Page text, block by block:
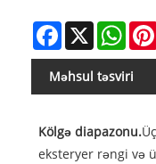
Facebook
X
Məhsul təsviri
Kölgə diapazonu.
eksteryer rəngi və